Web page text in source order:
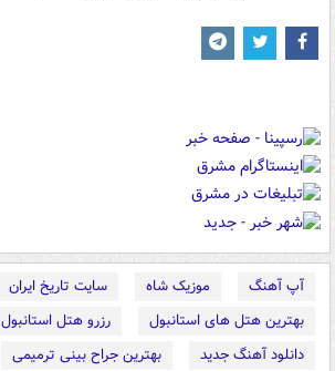
آپ آهنگ موزیک شاه
سایت تاریخ ایران
بهترین هتل های استانبول
رزرو هتل استانبول
دانلود آهنگ جدید
بهترین جراح بینی ترمیمی